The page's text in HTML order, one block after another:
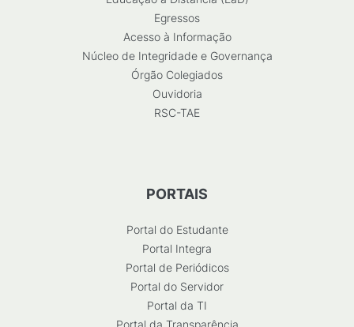
Egressos
Acesso à Informação
Núcleo de Integridade e Governança
Órgão Colegiados
Ouvidoria
RSC-TAE
PORTAIS
Portal do Estudante
Portal Integra
Portal de Periódicos
Portal do Servidor
Portal da TI
Portal da Transparência